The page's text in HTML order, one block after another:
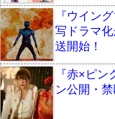
『ウイン
写ドラマ
送開始！
『赤×ピ
ン公開・